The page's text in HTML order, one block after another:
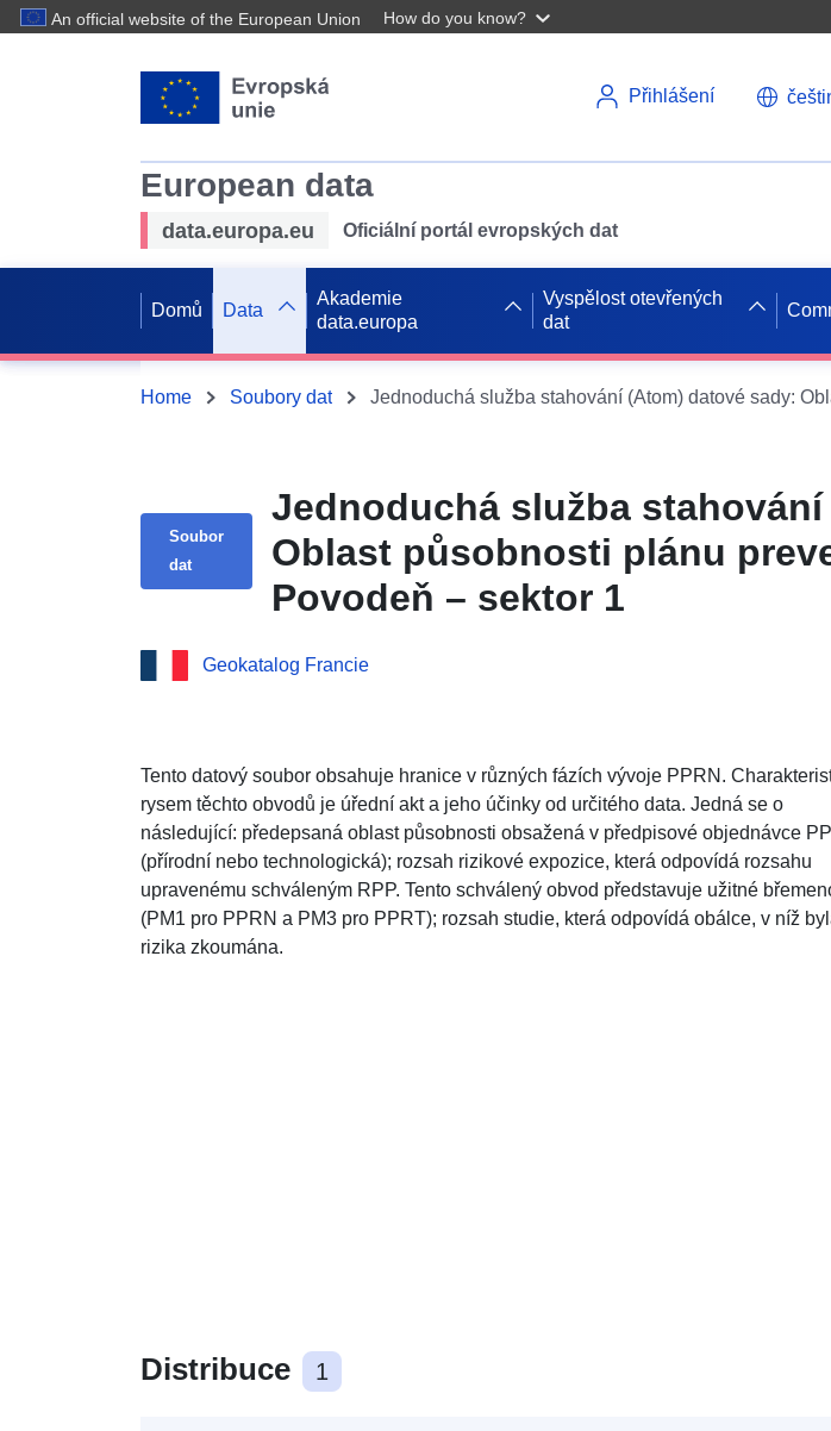
An official website of the European Union How do you know?
Přihlášení
European data
data.europa.eu Oficiální portál evropských dat
Domů Data
Akademie
data.europa
Vyspělost otevřených
dat
Home Soubory dat
Soubor
dat
Jednoduchá služba
Oblast působnosti plánu
Povodeň – sektor 1
Geokatalog Francie
Tento datový soubor obsahuje hranice v různých fázích vývoje PPRN.
rysem těchto obvodů je úřední akt a jeho účinky od určitého data. Jedná se o
následující: předepsaná oblast působnosti obsažená v předpisové objednávce
(přírodní nebo technologická); rozsah rizikové expozice, která odpovídá rozsahu
upravenému schváleným RPP. Tento schválený obvod představuje užitné
(PM1 pro PPRN a PM3 pro PPRT); rozsah studie, která odpovídá obálce, v níž
rizika zkoumána.
Distribuce 1